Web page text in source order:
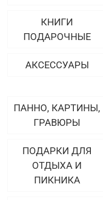
КНИГИ
ПОДАРОЧНЫЕ
АКСЕССУАРЫ
ПАННО, КАРТИНЫ,
ГРАВЮРЫ
ПОДАРКИ ДЛЯ
ОТДЫХА И
ПИКНИКА